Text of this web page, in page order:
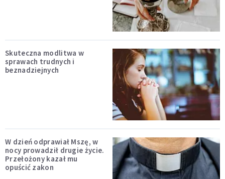
Skuteczna modlitwa w
sprawach trudnych i
beznadziejnych
W dzień odprawiał Mszę, w
nocy prowadził drugie życie.
Przełożony kazał mu
opuścić zakon